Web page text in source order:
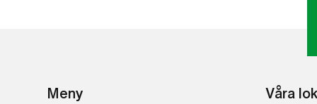
Meny Våra